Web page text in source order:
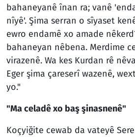
bahaneyanê înan ra; vanê
nîyê'. Şima serran o sîyaset
ewro endamê xo amade
bahaneyan nêbena. Merdime
virazenê. Wa kes Kurdan rê
Eger şima çareserî wazenê,
yo."
"Ma celadê xo baş şinasnenê"
Koçyiğite cewab da vateyê